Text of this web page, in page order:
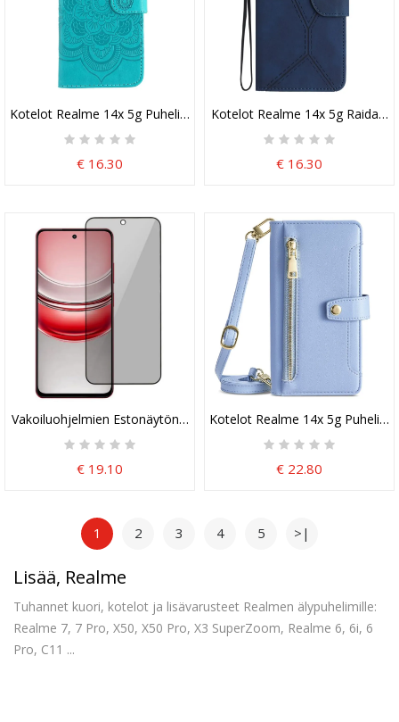
Kotelot Realme 14x 5g Puhelinkuoret Mandalakuvio
€ 16.30
Kotelot Realme 14x 5g Raidat
€ 16.30
Vakoiluohjelmien Estonäytönsuoja Realme 14x 5g / C55 4g
€ 19.10
Kotelot Realme 14x 5g
€ 22.80
1 2 3 4 5 >|
Lisää, Realme
Tuhannet kuori, kotelot ja lisävarusteet Realmen älypuhelimille:
Realme 7, 7 Pro, X50, X50 Pro, X3 SuperZoom, Realme 6, 6i, 6
Pro, C11 ...